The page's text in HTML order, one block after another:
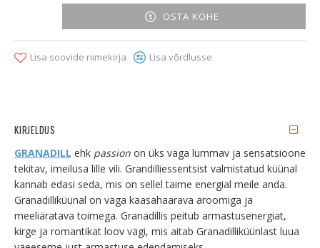
OSTA KOHE
Lisa soovide nimekirja Lisa võrdlusse
KIRJELDUS
GRANADILL ehk passion on üks väga lummav ja sensatsioone
tekitav, imeilusa lille vili. Grandilliessentsist valmistatud küünal
kannab edasi seda, mis on sellel taime energial meile anda.
Granadilliküünal on väga kaasahaarava aroomiga ja
meeliäratava toimega. Granadillis peitub armastusenergiat,
kirge ja romantikat loov vägi, mis aitab Granadilliküünlast luua